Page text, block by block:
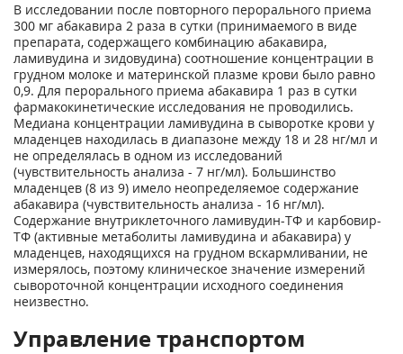
В исследовании после повторного перорального приема
300 мг абакавира 2 раза в сутки (принимаемого в виде
препарата, содержащего комбинацию абакавира,
ламивудина и зидовудина) соотношение концентрации в
грудном молоке и материнской плазме крови было равно
0,9. Для перорального приема абакавира 1 раз в сутки
фармакокинетические исследования не проводились.
Медиана концентрации ламивудина в сыворотке крови у
младенцев находилась в диапазоне между 18 и 28 нг/мл и
не определялась в одном из исследований
(чувствительность анализа - 7 нг/мл). Большинство
младенцев (8 из 9) имело неопределяемое содержание
абакавира (чувствительность анализа - 16 нг/мл).
Содержание внутриклеточного ламивудин-ТФ и карбовир-
ТФ (активные метаболиты ламивудина и абакавира) у
младенцев, находящихся на грудном вскармливании, не
измерялось, поэтому клиническое значение измерений
сывороточной концентрации исходного соединения
неизвестно.
Управление транспортом